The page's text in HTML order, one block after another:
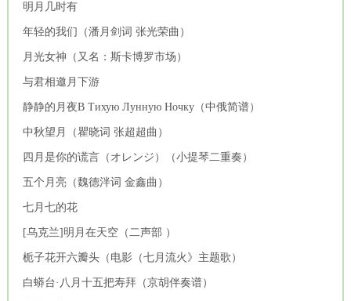
明月几时有
年轻的我们（潘月剑词 张光荣曲）
月光女神（又名：斯卡博罗市场）
与君相邀月下游
静静的月夜В Тихую Лунную Ночку（中俄简谱）
中秋望月（瞿晓词 张超超曲）
四月是你的谎言（オレンジ）（小提琴二重奏）
五个月亮（魏德泮词 金鑫曲）
七月七的花
[乌克兰]明月在天空（二声部 ）
栀子花开六瓣头（电影（七月流火》主题歌）
白蟒台·八月十五把寿拜（京胡伴奏谱）